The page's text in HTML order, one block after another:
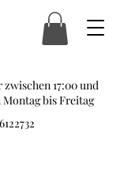
17:00 und
Montag bis Freitag